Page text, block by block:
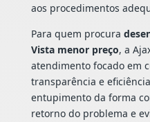
aos procedimentos
Para quem procura
Vista menor preço, a
atendimento focado em
transparência e
entupimento da forma
retorno do problema e